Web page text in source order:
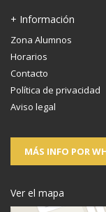
+ Información
Zona Alumnos
Horarios
Contacto
Política de privacidad
Aviso legal
MÁS INFO POR
Ver el mapa